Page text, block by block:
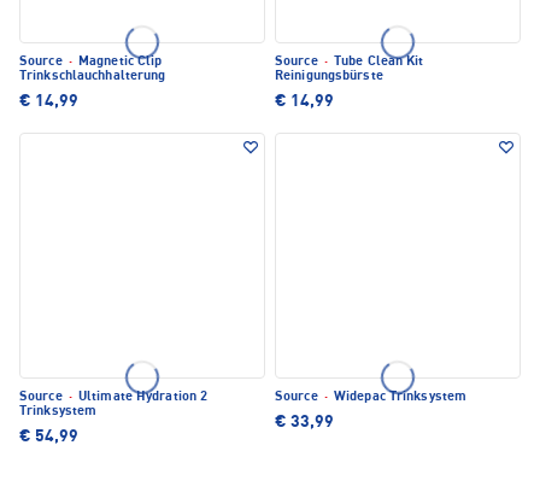
Source · Magnetic Clip
Trinkschlauchhalterung
€ 14,99
Source ·
Tube Clean Kit
Reinigungsbürste
€ 14,99
Source · Ultimate Hydration 2
Trinksystem
€ 54,99
Source · Widepac Trinksystem
€ 33,99